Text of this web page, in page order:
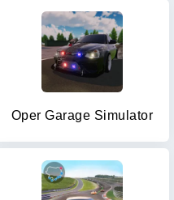
Oper Garage Simulator